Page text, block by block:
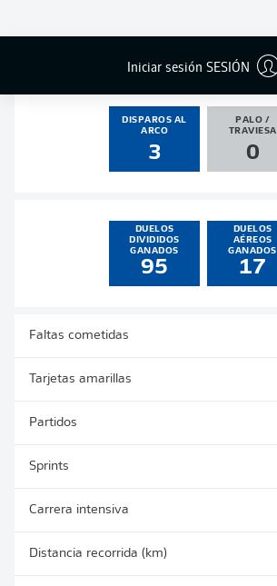
Iniciar sesión SESIÓN
DISPAROS AL
ARCO
3
PALO /
TRAVIESA
0
DUELOS
DIVIDIDOS
GANADOS
95
DUELOS
AÉREOS
GANADOS
17
Faltas cometidas
Tarjetas amarillas
Partidos
Sprints
Carrera intensiva
Distancia recorrida (km)